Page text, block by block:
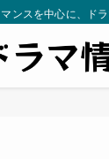
ンスを中心に、ド